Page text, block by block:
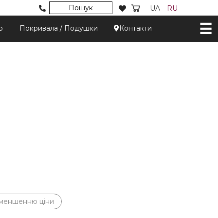
Пошук UA RU
Покривала / Подушки Контакти
ціни